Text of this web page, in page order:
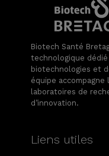
Biotech Santé
technologique
biotechnologies et
équipe
laboratoires de
d’innovation.
Liens utiles